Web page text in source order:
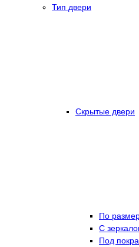
Тип двери
Скрытые двери
По
C
Под